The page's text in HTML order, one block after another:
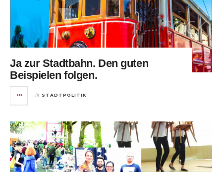
Ja zur Stadtbahn. Den guten
Beispielen folgen.
in STADTPOLITIK